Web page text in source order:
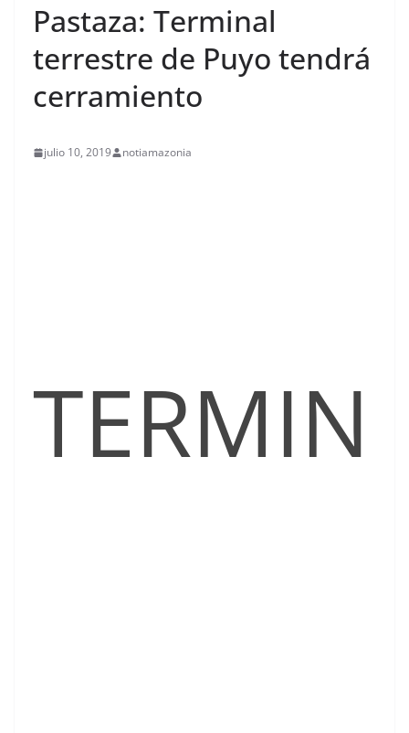
Pastaza: Terminal
terrestre de Puyo tendrá
cerramiento
julio 10, 2019 notiamazonia
TERMIN